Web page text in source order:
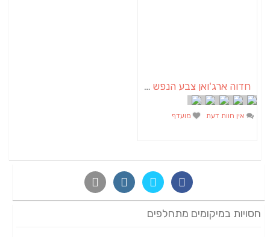
חדוה ארג'ואן צבע הנפש | אבחון וטיפול בצבע האורה סומא | אימון טיפולי באומנות
אין חוות דעת מועדף
חסויות במיקומים מתחלפים